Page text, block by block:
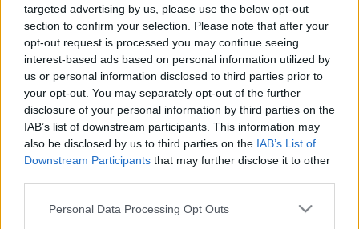
targeted advertising by us, please use the below opt-out
section to confirm your selection. Please note that after your
opt-out request is processed you may continue seeing
interest-based ads based on personal information utilized by
us or personal information disclosed to third parties prior to
your opt-out. You may separately opt-out of the further
disclosure of your personal information by third parties on the
IAB’s list of downstream participants. This information may
also be disclosed by us to third parties on the IAB’s List of
Downstream Participants that may further disclose it to other
Please note that this website/app uses one or more Google
Personal Data Processing Opt Outs
Az iratok nem Maimonidész kezétől származnak; egy írnok
jegyezte le őket a 15. században, 200 évvel a tudós halála
után. A szövegek a mindennapi élet szabályaival - pl. a
házassággal, társas viselkedéssel - foglalkoznak. Ezek a
szövegek nem maradtak fenn más forrásban, Maimonidész
ellenfelei ugyanis az általuk eretneknek tartott tudós sok
saját kézzel írt művét elégették.
Összesen négy kötetről van szó: a Maimonidész írásait